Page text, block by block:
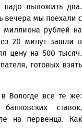
надо выложить два.
вечера мы поехали с
миллиона рублей на
20 минут зашли в
цену на 500 тысяч.
готовых взять
Вологде все те же:
ставок,
на первенца. Как